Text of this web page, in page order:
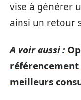
vise à générer
ainsi un retour
A voir aussi :
meilleurs